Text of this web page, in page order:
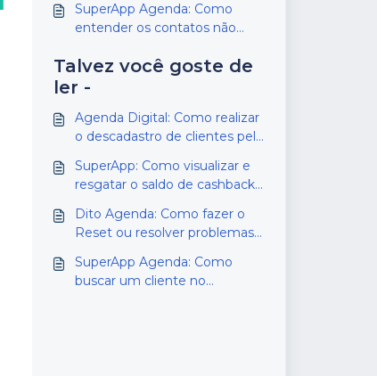
poucos contatos?
SuperApp Agenda: Como
entender os contatos não
Talvez você goste de
ler -
Agenda Digital: Como realizar
o descadastro de clientes pelo
SuperApp: Como visualizar e
resgatar o saldo de cashback
Dito Agenda: Como fazer o
Reset ou resolver problemas
SuperApp Agenda: Como
buscar um cliente no